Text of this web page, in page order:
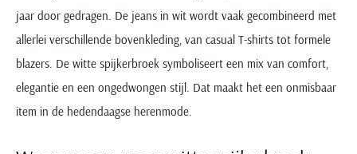
jaar door gedragen. De jeans in wit wordt vaak gecombineerd met
allerlei verschillende bovenkleding, van casual T-shirts tot formele
blazers. De witte spijkerbroek symboliseert een mix van comfort,
elegantie en een ongedwongen stijl. Dat maakt het een onmisbaar
item in de hedendaagse herenmode.